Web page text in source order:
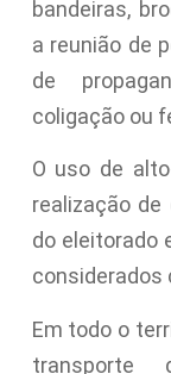
bandeiras,
a reunião de
de
coligação ou
O uso de
realização
do eleitorado
considerados
Em todo o